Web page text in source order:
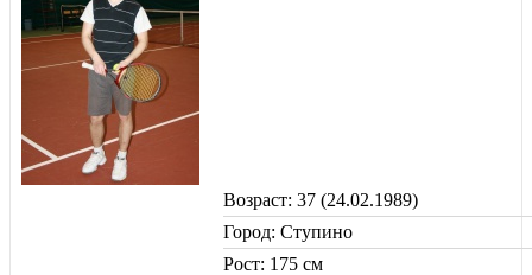
Возраст: 37 (24.02.1989)
Город: Ступино
Рост: 175 см